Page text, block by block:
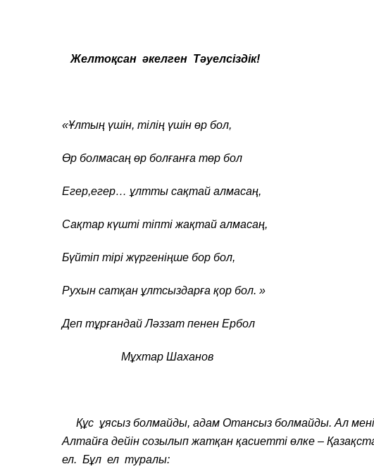
Желтоқсан әкелген Тәуелсіздік!
«Ұлтың үшін, тілің үшін өр бол,
Өр болмасаң өр болғанға төр бол
Егер,егер… ұлтты сақтай алмасаң,
Сақтар күшті тіпті жақтай алмасаң,
Бүйтіп тірі жүргеніңше бор бол,
Рухын сатқан ұлтсыздарға қор бол. »
Деп тұрғандай Ләззат пенен Ербол
Мұхтар Шаханов
Құс ұясыз болмайды, адам Отансыз болмайды. Ал
Алтайға дейін созылып жатқан қасиетті өлке –
ел. Бұл ел туралы: